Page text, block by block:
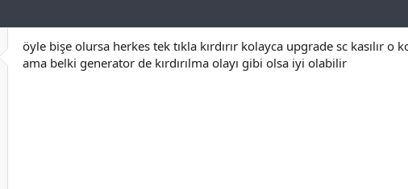
öyle bişe olursa herkes tek tıkla kırdırır kolayca upgrade sc kasılır
ama belki generator de kırdırılma olayı gibi olsa iyi olabilir